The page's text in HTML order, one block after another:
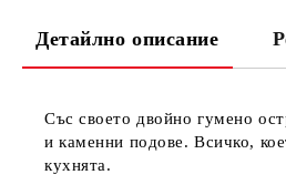
Детайлно описание
Със своето двойно гумено
и каменни подове. Всичко,
кухнята.